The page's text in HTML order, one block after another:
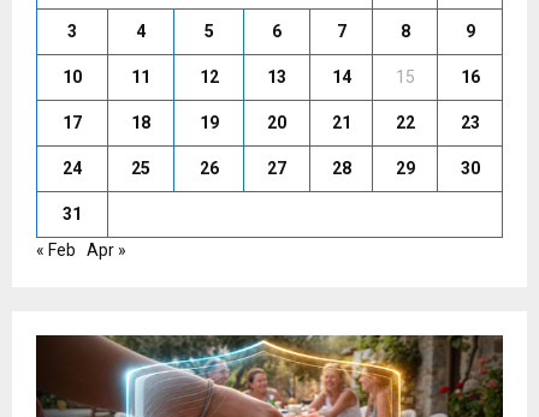
3 4 5 6 7 8 9
10 11 12 13 14 15 16
17 18 19 20 21 22 23
24 25 26 27 28 29 30
31
« Feb
Apr »